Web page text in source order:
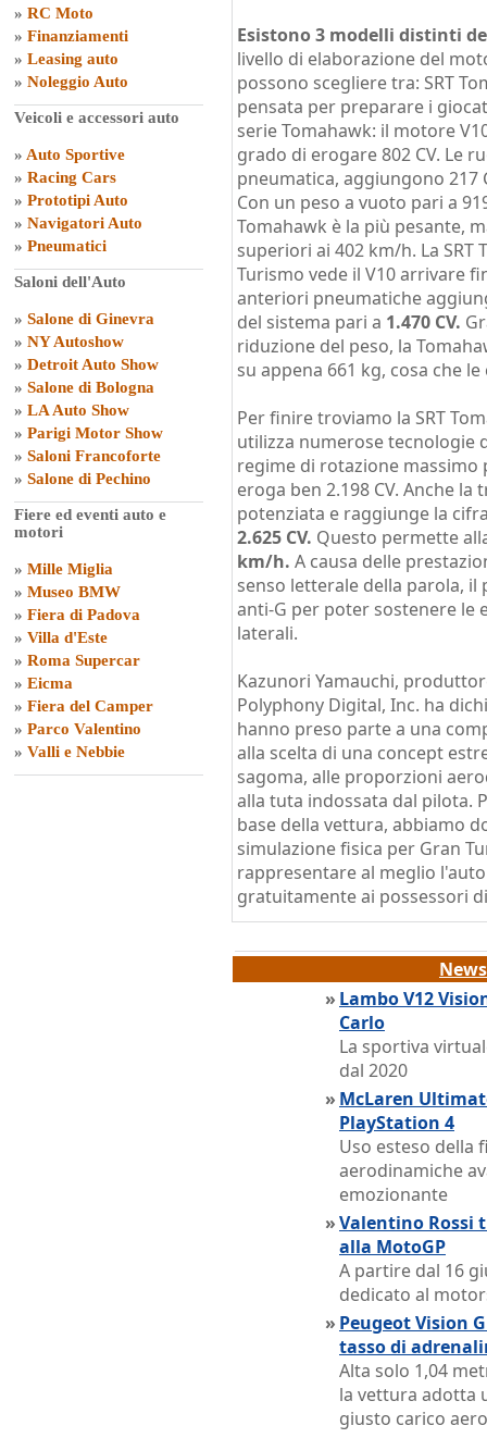
» RC Moto
» Finanziamenti
» Leasing auto
» Noleggio Auto
Veicoli e accessori auto
» Auto Sportive
» Racing Cars
» Prototipi Auto
» Navigatori Auto
» Pneumatici
Saloni dell'Auto
» Salone di Ginevra
» NY Autoshow
» Detroit Auto Show
» Salone di Bologna
» LA Auto Show
» Parigi Motor Show
» Saloni Francoforte
» Salone di Pechino
Fiere ed eventi auto e
motori
» Mille Miglia
» Museo BMW
» Fiera di Padova
» Villa d'Este
» Roma Supercar
» Eicma
» Fiera del Camper
» Parco Valentino
» Valli e Nebbie
Esistono 3 modelli distinti
livello di elaborazione del
possono scegliere tra: SRT
pensata per preparare i
serie Tomahawk: il motore
grado di erogare 802 CV. Le
pneumatica, aggiungono 217
Con un peso a vuoto pari a
Tomahawk è la più pesante,
superiori ai 402 km/h. La SRT
Turismo vede il V10 arrivare
anteriori pneumatiche
del sistema pari a 1.470 CV.
riduzione del peso, la
su appena 661 kg, cosa che
Per finire troviamo la SRT
utilizza numerose tecnologie
regime di rotazione massimo
eroga ben 2.198 CV. Anche
potenziata e raggiunge la
2.625 CV. Questo permette
km/h. A causa delle
senso letterale della parola,
anti-G per poter sostenere le
laterali.
Kazunori Yamauchi,
Polyphony Digital, Inc. ha
hanno preso parte a una
alla scelta di una concept
sagoma, alle proporzioni
alla tuta indossata dal pilota.
base della vettura, abbiamo
simulazione fisica per Gran
rappresentare al meglio
gratuitamente ai possessori
» Lambo V12
Carlo
La sportiva
dal 2020
» McLaren
PlayStation 4
Uso esteso della
aerodinamiche
emozionante
»Valentino Rossi
alla MotoGP
A partire dal 16
dedicato al
» Peugeot Vision
tasso di
Alta solo 1,04
la vettura adotta
giusto carico